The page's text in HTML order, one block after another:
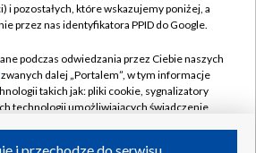
Cyfrowa
Pomoc
Kontakt
Kanały
i pozostałych, które wskazujemy poniżej, a
przez nas identyfikatora PPID do Google.
podczas odwiedzania przez Ciebie naszych
zwanych dalej „Portalem”, w tym informacje
takich jak: pliki cookie, sygnalizatory
technologii umożliwiających świadczenie